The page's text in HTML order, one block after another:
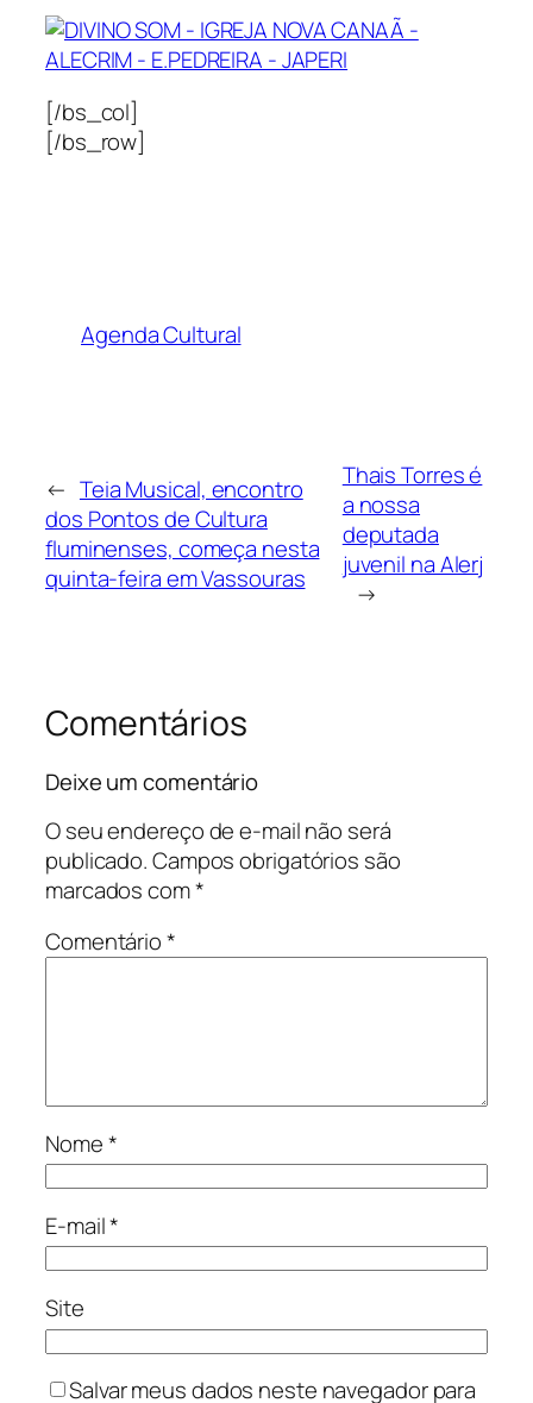
[/bs_col]
[/bs_row]
Agenda Cultural
← Teia Musical, encontro
dos Pontos de Cultura
fluminenses, começa nesta
quinta-feira em Vassouras
Thais Torres é
a nossa
deputada
juvenil na Alerj
→
Comentários
Deixe um comentário
O seu endereço de e-mail não será
publicado.Campos obrigatórios são
marcados com*
Comentário*
Nome*
E-mail*
Site
Salvar meus dados neste navegador para